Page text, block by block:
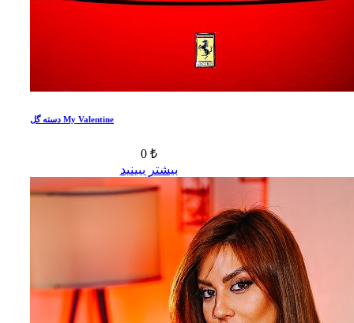
دسته گل My Valentine
0 ₺
بیشتر ببینید